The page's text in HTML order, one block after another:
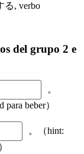
る, verbo
del grupo 2 e
。
para beber）
。（hint: